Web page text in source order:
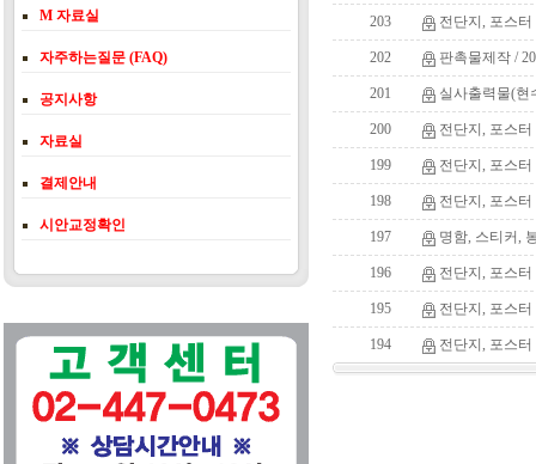
M 자료실
자주하는질문 (FAQ)
공지사항
자료실
결제안내
시안교정확인
203 전단지, 포스터
202 판촉물제작 /
201 실사출력물(현
200 전단지, 포스터
199 전단지, 포스터
198 전단지, 포스터
197 명함, 스티커,
196 전단지, 포스터
195 전단지, 포스터
194 전단지, 포스터